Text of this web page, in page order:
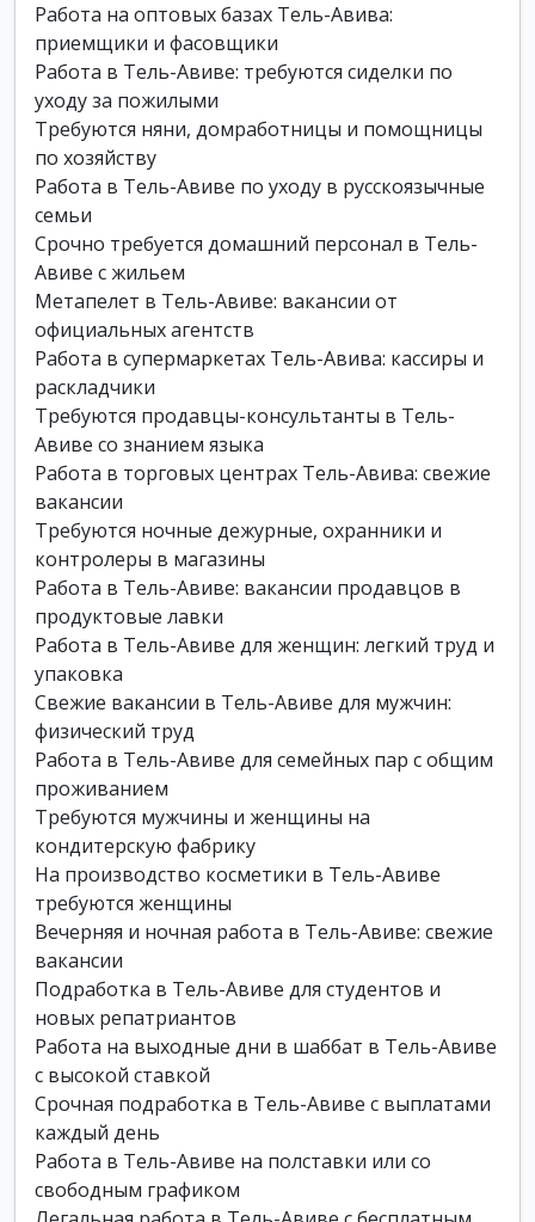
Работа на оптовых базах Тель-Авива:
приемщики и фасовщики
Работа в Тель-Авиве: требуются сиделки по
уходу за пожилыми
Требуются няни, домработницы и помощницы
по хозяйству
Работа в Тель-Авиве по уходу в русскоязычные
семьи
Срочно требуется домашний персонал в Тель-
Авиве с жильем
Метапелет в Тель-Авиве: вакансии от
официальных агентств
Работа в супермаркетах Тель-Авива: кассиры и
раскладчики
Требуются продавцы-консультанты в Тель-
Авиве со знанием языка
Работа в торговых центрах Тель-Авива: свежие
вакансии
Требуются ночные дежурные, охранники и
контролеры в магазины
Работа в Тель-Авиве: вакансии продавцов в
продуктовые лавки
Работа в Тель-Авиве для женщин: легкий труд и
упаковка
Свежие вакансии в Тель-Авиве для мужчин:
физический труд
Работа в Тель-Авиве для семейных пар с общим
проживанием
Требуются мужчины и женщины на
кондитерскую фабрику
На производство косметики в Тель-Авиве
требуются женщины
Вечерняя и ночная работа в Тель-Авиве: свежие
вакансии
Подработка в Тель-Авиве для студентов и
новых репатриантов
Работа на выходные дни в шаббат в Тель-Авиве
с высокой ставкой
Срочная подработка в Тель-Авиве с выплатами
каждый день
Работа в Тель-Авиве на полставки или со
свободным графиком